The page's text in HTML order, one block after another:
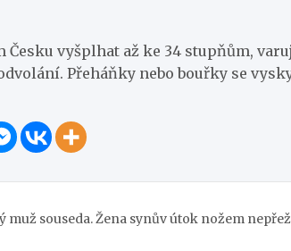
Česku vyšplhat až ke 34 stupňům,
Přeháňky nebo bouřky se
muž souseda. Žena synův útok nožem